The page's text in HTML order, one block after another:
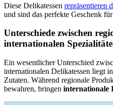
Diese Delikatessen repräsentieren
und sind das perfekte Geschenk
Unterschiede zwischen
internationalen
Ein wesentlicher Unterschied
internationalen Delikatessen liegt
Zutaten. Während regionale
bewahren, bringen internationale